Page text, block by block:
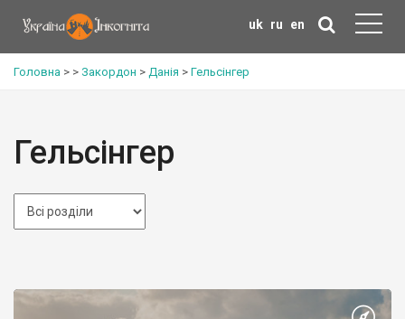
uk ru en
Головна > > Закордон > Данія > Гельсінгер
Гельсінгер